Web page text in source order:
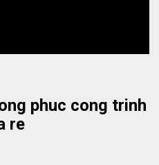
phuc cong trinh
re